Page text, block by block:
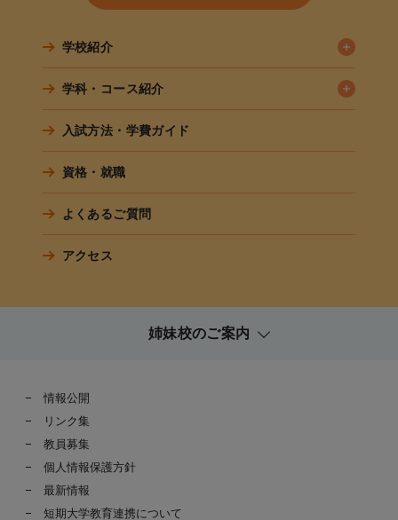
学校紹介
学科・コース紹介
入試方法・学費ガイド
資格・就職
よくあるご質問
アクセス
姉妹校のご案内
情報公開
リンク集
教員募集
個人情報保護方針
最新情報
短期大学教育連携について